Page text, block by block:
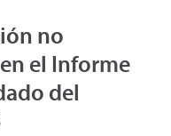
no
el Informe
del